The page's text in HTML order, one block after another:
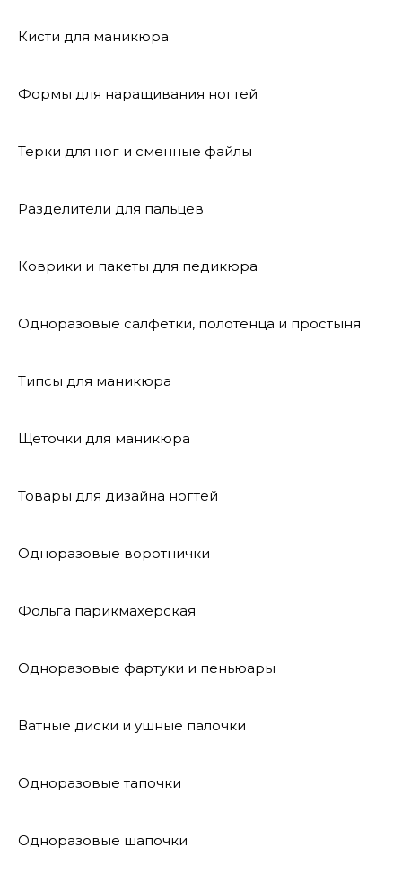
Кисти для маникюра
Формы для наращивания ногтей
Терки для ног и сменные файлы
Разделители для пальцев
Коврики и пакеты для педикюра
Одноразовые салфетки, полотенца и простыня
Типсы для маникюра
Щеточки для маникюра
Товары для дизайна ногтей
Одноразовые воротнички
Фольга парикмахерская
Одноразовые фартуки и пеньюары
Ватные диски и ушные палочки
Одноразовые тапочки
Одноразовые шапочки